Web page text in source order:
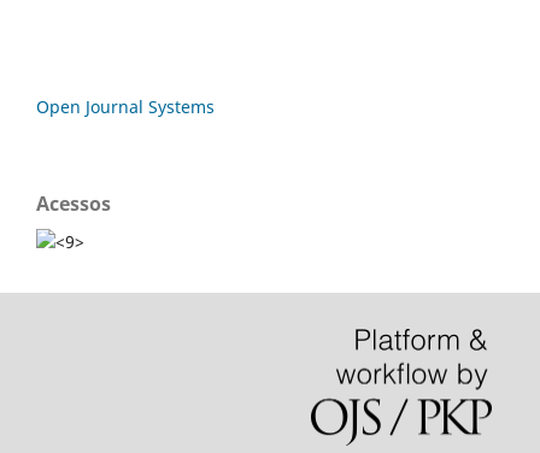
Open Journal Systems
Acessos
<9>